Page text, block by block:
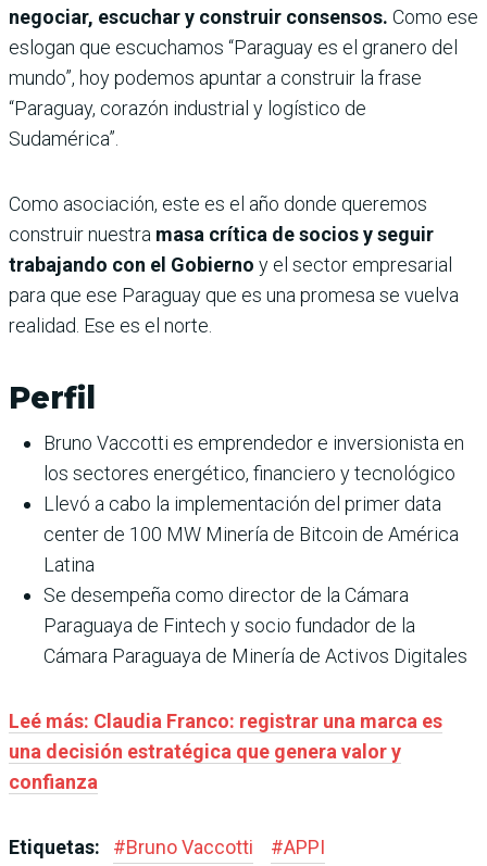
negociar, escuchar y construir consensos. Como ese
eslogan que escuchamos “Paraguay es el granero del
mundo”, hoy podemos apuntar a construir la frase
“Paraguay, corazón industrial y logístico de
Sudamérica”.
Como asociación, este es el año donde queremos
construir nuestra masa crítica de socios y seguir
trabajando con el Gobierno y el sector empresarial
para que ese Paraguay que es una promesa se vuelva
realidad. Ese es el norte.
Perfi
Bruno Vaccotti es emprendedor e inversionista en
los sectores energético, financiero y tecnológico
Llevó a cabo la implementación del primer data
center de 100 MW Minería de Bitcoin de América
Latina
Se desempeña como director de la Cámara
Paraguaya de Fintech y socio fundador de la
Cámara Paraguaya de Minería de Activos Digitales
Leé más: Claudia Franco: registrar una marca es
una decisión estratégica que genera valor y
confianza
Etiquetas: #Bruno Vaccotti #APPI